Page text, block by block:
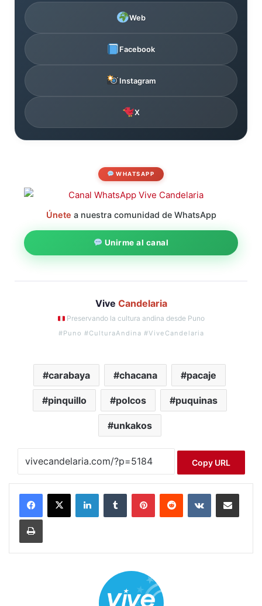
Web
Facebook
Instagram
X
WHATSAPP
Únete a nuestra comunidad de WhatsApp
Unirme al canal
Vive Candelaria
Preservando la cultura andina desde Puno
#Puno #CulturaAndina #ViveCandelaria
carabaya chacana pacaje
pinquillo polcos puquinas
unkakos
Copy URL